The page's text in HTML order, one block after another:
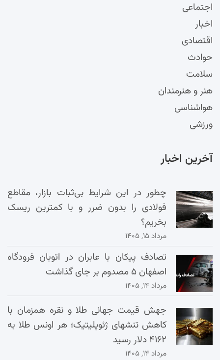
اجتماعی
اخبار
اقتصادی
حوادث
سلامت
هنر و هنرمندان
هواشناسی
ورزشی
آخرین اخبار
چطور در این شرایط بی‌ثبات بازار، مقاطع
فولادی را بدون ضرر و با کمترین ریسک
بخریم؟
مرداد ۱۵, ۱۴۰۵
تصادف پیکان با عابران در اتوبان فرودگاه
اصفهان ۵ مصدوم بر جای گذاشت
مرداد ۱۴, ۱۴۰۵
جهش قیمت جهانی طلا و نقره همزمان با
کاهش تنشهای ژئوپلیتیک؛ هر اونس طلا به
۴۱۶۲ دلار رسید
مرداد ۱۴, ۱۴۰۵